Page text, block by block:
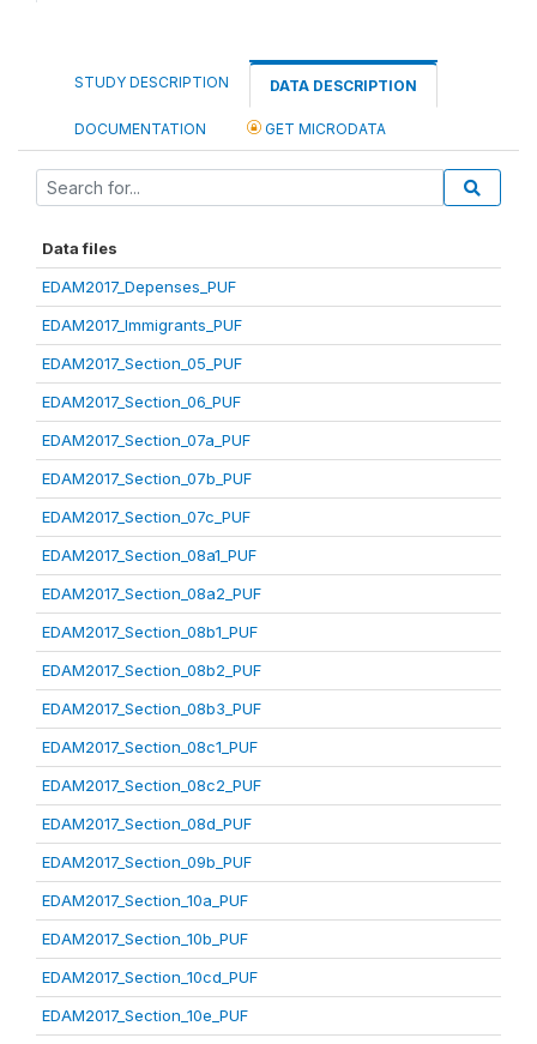
STUDY DESCRIPTION DATA DESCRIPTION
DOCUMENTATION GET MICRODATA
Data files
EDAM2017_Depenses_PUF
EDAM2017_Immigrants_PUF
EDAM2017_Section_05_PUF
EDAM2017_Section_06_PUF
EDAM2017_Section_07a_PUF
EDAM2017_Section_07b_PUF
EDAM2017_Section_07c_PUF
EDAM2017_Section_08a1_PUF
EDAM2017_Section_08a2_PUF
EDAM2017_Section_08b1_PUF
EDAM2017_Section_08b2_PUF
EDAM2017_Section_08b3_PUF
EDAM2017_Section_08c1_PUF
EDAM2017_Section_08c2_PUF
EDAM2017_Section_08d_PUF
EDAM2017_Section_09b_PUF
EDAM2017_Section_10a_PUF
EDAM2017_Section_10b_PUF
EDAM2017_Section_10cd_PUF
EDAM2017_Section_10e_PUF